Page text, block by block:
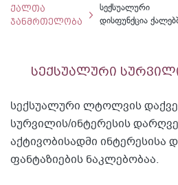
ქალთა
ჯანმრთელობა
სექსუალური
დისფუნქცია
სექსუალური
სექსუალური ლტოლვის
სურვილის/ინტერესის
აქტივობისადმი ინტერესისა
ფანტაზიების ნაკლებობაა.